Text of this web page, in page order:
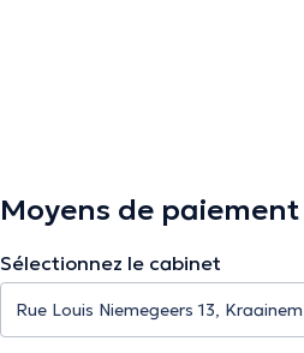
Moyens de paiement
Sélectionnez le cabinet